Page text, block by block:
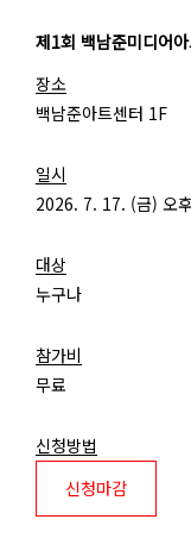
제1회 백남준미디어
장소
백남준아트센터 1F
일시
2026. 7. 17. (금) 오
대상
누구나
참가비
무료
신청방법
신청마감